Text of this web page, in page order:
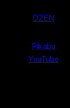
DZEN
Pikabu
YouTube